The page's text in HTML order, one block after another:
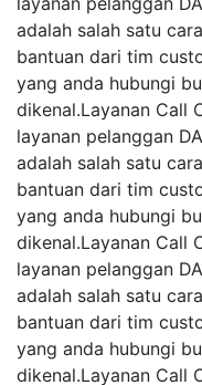
adalah salah satu
bantuan dari tim
yang anda hubungi
dikenal.Layanan Call
layanan pelanggan
adalah salah satu
bantuan dari tim
yang anda hubungi
dikenal.Layanan Call
layanan pelanggan
adalah salah satu
bantuan dari tim
yang anda hubungi
dikenal.Layanan Call